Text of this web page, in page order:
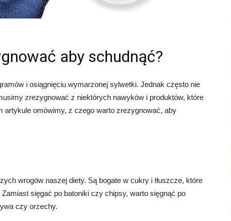
aby schudnąć?
i osiągnięciu wymarzonej sylwetki. Jednak często nie
zrezygnować z niektórych nawyków i produktów, które
artykule omówimy, z czego warto zrezygnować, aby
wrogów naszej diety. Są bogate w cukry i tłuszcze, które
sięgać po batoniki czy chipsy, warto sięgnąć po
czy orzechy.